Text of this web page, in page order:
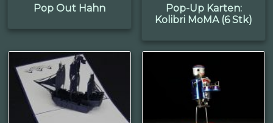
Pop Out Hahn
Pop-Up Karten:
Kolibri MoMA (6 Stk)